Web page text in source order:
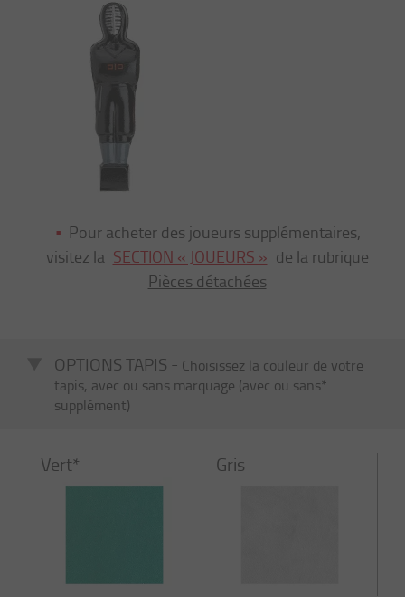
Pour acheter des joueurs supplémentaires,
visitez la SECTION « JOUEURS » de la rubrique
Pièces détachées
OPTIONS TAPIS - Choisissez la couleur de votre
tapis, avec ou sans marquage (avec ou sans*
supplément)
Vert* Gris